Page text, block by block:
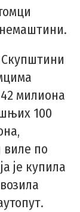
Скупштини
милиона
100
виле по
је купила